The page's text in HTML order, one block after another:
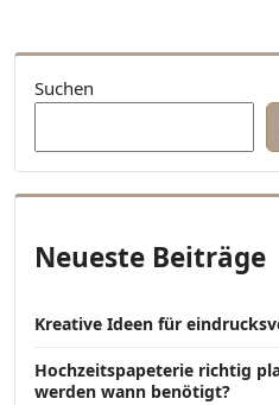
Suchen
Neueste Beiträge
Kreative Ideen für
Hochzeitspapeterie richtig
werden wann benötigt?